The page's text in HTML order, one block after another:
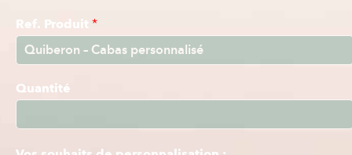
Ref. Produit *
Quantité